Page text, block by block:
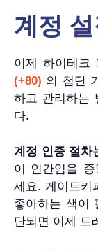
계정
이제 하이테크
(+80) 의 첨단
하고 관리하는
다.
계정 인증 절차
이 인간임을
세요. 게이트키
좋아하는 색이
단되면 이제 트